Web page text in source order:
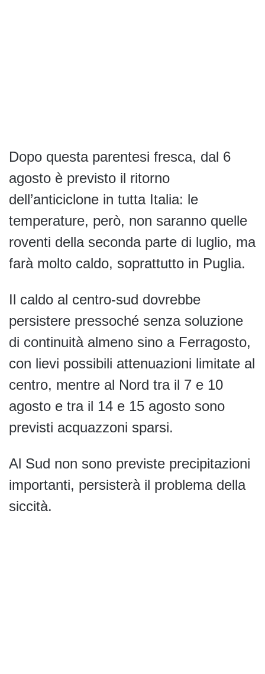
Dopo questa parentesi fresca, dal 6
agosto è previsto il ritorno
dell’anticiclone in tutta Italia: le
temperature, però, non saranno quelle
roventi della seconda parte di luglio, ma
farà molto caldo, soprattutto in Puglia.
Il caldo al centro-sud dovrebbe
persistere pressoché senza soluzione
di continuità almeno sino a Ferragosto,
con lievi possibili attenuazioni limitate al
centro, mentre al Nord tra il 7 e 10
agosto e tra il 14 e 15 agosto sono
previsti acquazzoni sparsi.
Al Sud non sono previste precipitazioni
importanti, persisterà il problema della
siccità.